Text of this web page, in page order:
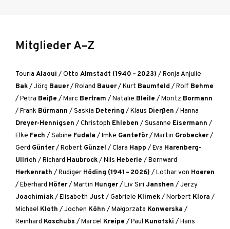
Mitglieder A–Z
Touria Alaoui /Otto Almstadt (1940 – 2023) /Ronja Anjulie
Bak/Jörg Bauer/Roland Bauer/Kurt Baumfeld /Rolf Behme
/Petra Beiße /Marc Bertram /Natalie Bleile /Moritz Bormann
/Frank Bürmann /Saskia Detering /Klaus Dierßen /Hanna
Dreyer-Hennigsen /Christoph Ehleben /Susanne Eisermann /
Elke Fech /Sabine Fudala /Imke Ganteför/Martin Grobecker/
Gerd Günter/Robert Günzel /Clara Happ /Eva Harenberg-
Ullrich /Richard Haubrock/Nils Heberle /Bernward
Herkenrath /Rüdiger Höding (1941 – 2026) /Lothar von Hoeren
/Eberhard Höfer/Martin Hunger/Liv Siri Janshen /Jerzy
Joachimiak/Elisabeth Just /Gabriele Klimek/Norbert Klora /
Michael Kloth /Jochen Köhn /Małgorzata Konwerska /
Reinhard Koschubs /Marcel Kreipe /Paul Kunofski /Hans